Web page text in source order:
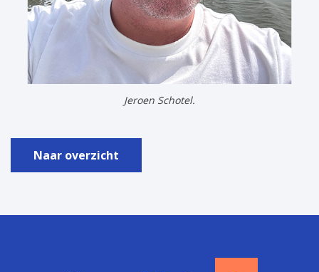
Jeroen Schotel.
Naar overzicht